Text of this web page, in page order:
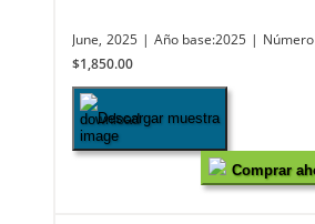
June, 2025 | Año base:2025 |
$1,850.00
Descargar muestra
Comprar